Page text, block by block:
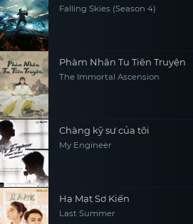
Falling Skies (Season 4)
Phàm Nhân Tu Tiên Truyện
The Immortal Ascension
Chàng kỹ sư của tôi
My Engineer
Hạ Mạt Sơ Kiến
Last Summer